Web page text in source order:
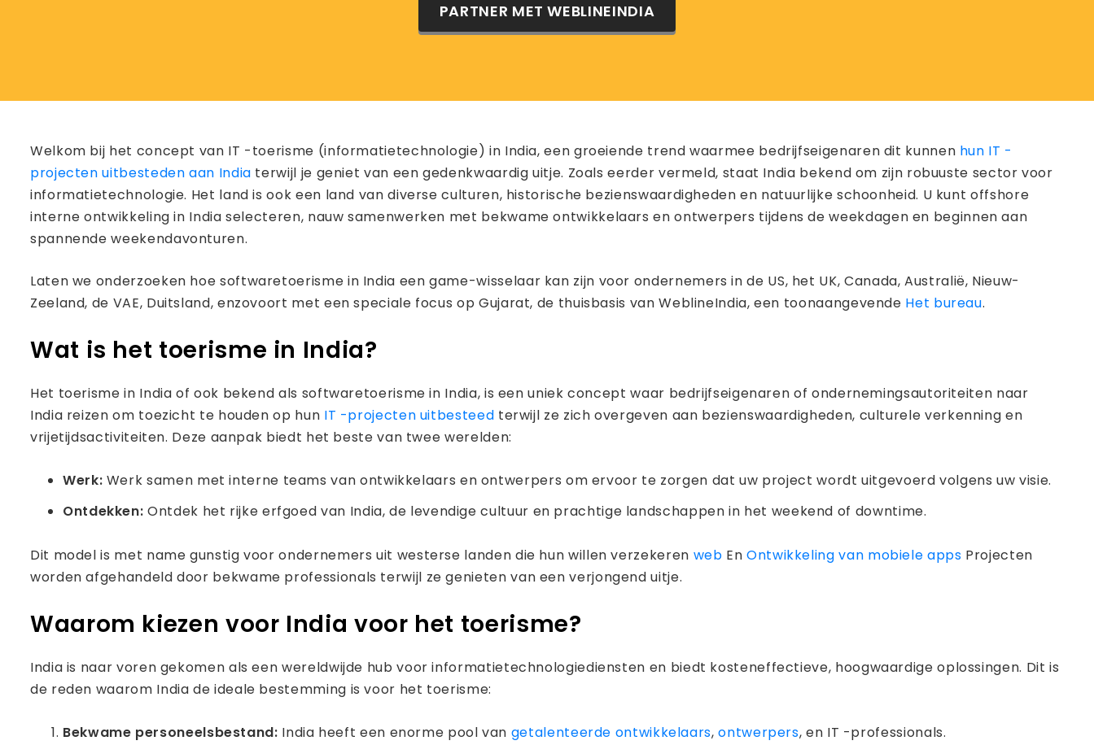
PARTNER MET WEBLINEINDIA
Welkom bij het concept van IT -toerisme (informatietechnologie) in India, een groeiende trend waarmee bedrijfseigenaren dit kunnen hun IT -
projecten uitbesteden aan India terwijl je geniet van een gedenkwaardig uitje. Zoals eerder vermeld, staat India bekend om zijn robuuste sector voor
informatietechnologie. Het land is ook een land van diverse culturen, historische bezienswaardigheden en natuurlijke schoonheid. U kunt offshore
interne ontwikkeling in India selecteren, nauw samenwerken met bekwame ontwikkelaars en ontwerpers tijdens de weekdagen en beginnen aan
spannende weekendavonturen.
Laten we onderzoeken hoe softwaretoerisme in India een game-wisselaar kan zijn voor ondernemers in de US, het UK, Canada, Australië, Nieuw-
Zeeland, de VAE, Duitsland, enzovoort met een speciale focus op Gujarat, de thuisbasis van WeblineIndia, een toonaangevende Het bureau.
Wat is het toerisme in India?
Het toerisme in India of ook bekend als softwaretoerisme in India, is een uniek concept waar bedrijfseigenaren of ondernemingsautoriteiten naar
India reizen om toezicht te houden op hun IT -projecten uitbesteed terwijl ze zich overgeven aan bezienswaardigheden, culturele verkenning en
vrijetijdsactiviteiten. Deze aanpak biedt het beste van twee werelden:
Werk: Werk samen met interne teams van ontwikkelaars en ontwerpers om ervoor te zorgen dat uw project wordt uitgevoerd volgens uw visie.
Ontdekken:Ontdek het rijke erfgoed van India, de levendige cultuur en prachtige landschappen in het weekend of downtime.
Dit model is met name gunstig voor ondernemers uit westerse landen die hun willen verzekeren web EnOntwikkeling van mobiele apps Projecten
worden afgehandeld door bekwame professionals terwijl ze genieten van een verjongend uitje.
Waarom kiezen voor India voor het toerisme?
India is naar voren gekomen als een wereldwijde hub voor informatietechnologiediensten en biedt kosteneffectieve, hoogwaardige oplossingen. Dit is
de reden waarom India de ideale bestemming is voor het toerisme:
Bekwame personeelsbestand: India heeft een enorme pool van getalenteerde ontwikkelaars,ontwerpers, en IT -professionals.